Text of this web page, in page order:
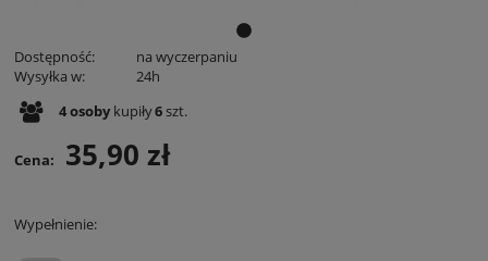
Dostępność:
na wyczerpaniu
Wysyłka w:
24h
4osoby kupiły6szt.
Cena: 35,90 zł
Wypełnienie: